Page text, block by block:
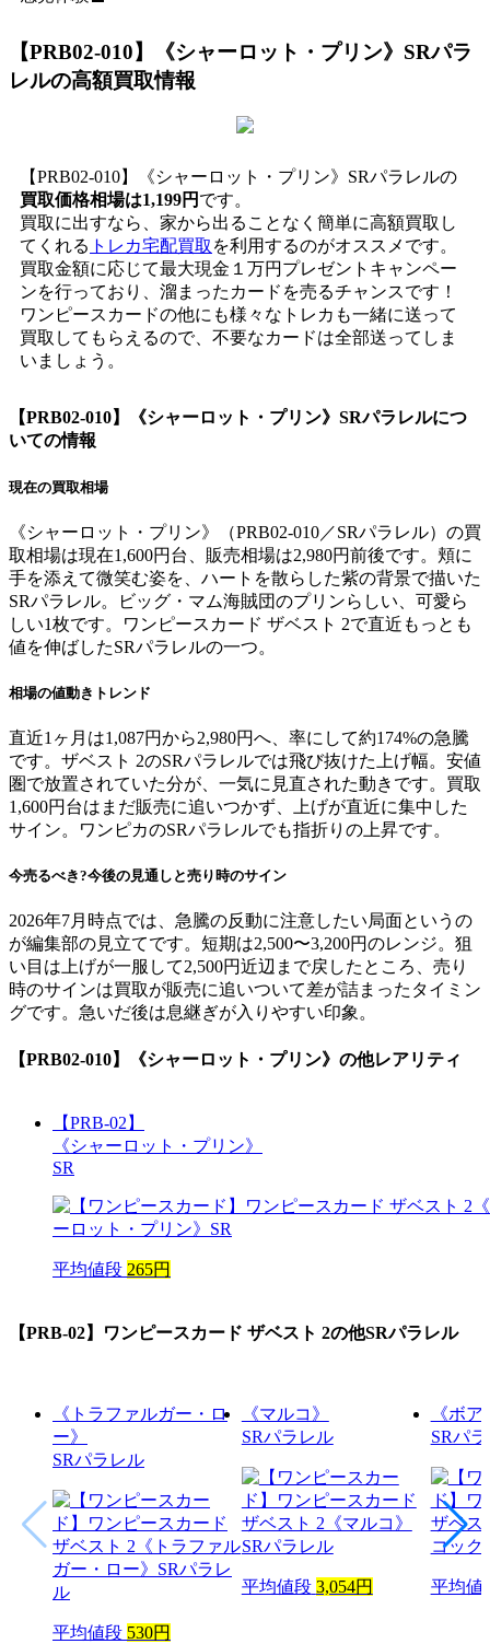
【PRB02-010】《シャーロット・プリン》SRパラ
レルの高額買取情報
【PRB02-010】《シャーロット・プリン》SRパラレルの
買取価格相場は1,199円 です。
買取に出すなら、家から出ることなく簡単に高額買取し
てくれる トレカ宅配買取 を利用するのがオススメです。
買取金額に応じて最大現金１万円プレゼントキャンペー
ンを行っており、溜まったカードを売るチャンスです！
ワンピースカードの他にも様々なトレカも一緒に送って
買取してもらえるので、不要なカードは全部送ってしま
いましょう。
【PRB02-010】《シャーロット・プリン》SRパラレルにつ
いての情報
現在の買取相場
《シャーロット・プリン》（PRB02-010／SRパラレル）の買
取相場は現在1,600円台、販売相場は2,980円前後です。頬に
手を添えて微笑む姿を、ハートを散らした紫の背景で描いた
SRパラレル。ビッグ・マム海賊団のプリンらしい、可愛ら
しい1枚です。ワンピースカード ザベスト 2で直近もっとも
値を伸ばしたSRパラレルの一つ。
相場の値動きトレンド
直近1ヶ月は1,087円から2,980円へ、率にして約174%の急騰
です。ザベスト 2のSRパラレルでは飛び抜けた上げ幅。安値
圏で放置されていた分が、一気に見直された動きです。買取
1,600円台はまだ販売に追いつかず、上げが直近に集中した
サイン。ワンピカのSRパラレルでも指折りの上昇です。
今売るべき?今後の見通しと売り時のサイン
2026年7月時点では、急騰の反動に注意したい局面というの
が編集部の見立てです。短期は2,500〜3,200円のレンジ。狙
い目は上げが一服して2,500円近辺まで戻したところ、売り
時のサインは買取が販売に追いついて差が詰まったタイミン
グです。急いだ後は息継ぎが入りやすい印象。
【PRB02-010】《シャーロット・プリン》 の他レアリティ
【PRB-02】
《シャーロット・プリン》
SR
平均値段 265円
【PRB-02】ワンピースカード ザベスト 2の他SRパラレル
《トラファルガー・ロ
ー》
SRパラレル
平均値段 530円
《マルコ》
SRパラレル
平均値段 3,054円
《ボ
SRパ
平均値